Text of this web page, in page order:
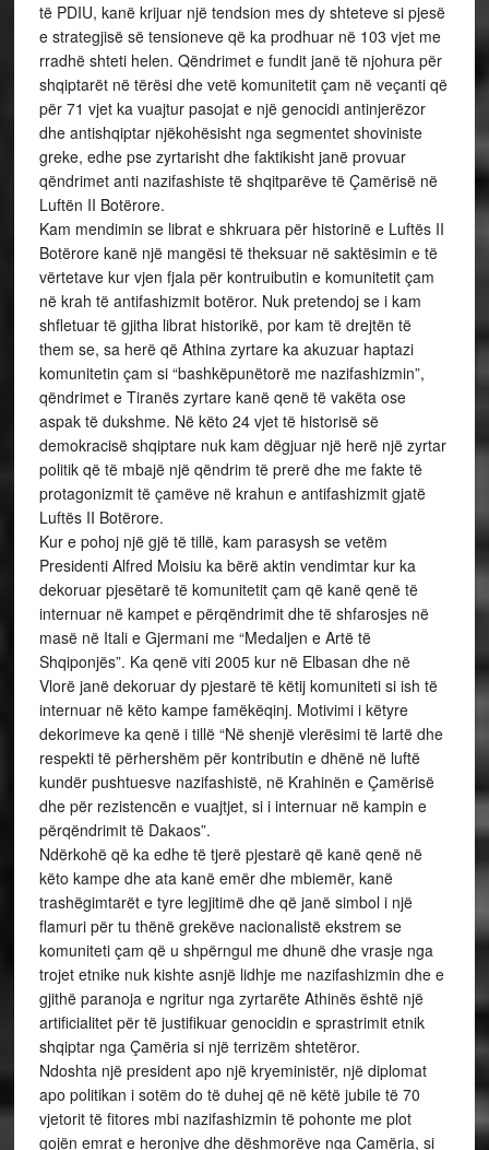
të PDIU, kanë krijuar një tendsion mes dy shteteve si pjesë
e strategjisë së tensioneve që ka prodhuar në 103 vjet me
rradhë shteti helen. Qëndrimet e fundit janë të njohura për
shqiptarët në tërësi dhe vetë komunitetit çam në veçanti që
për 71 vjet ka vuajtur pasojat e një genocidi antinjerëzor
dhe antishqiptar njëkohësisht nga segmentet shoviniste
greke, edhe pse zyrtarisht dhe faktikisht janë provuar
qëndrimet anti nazifashiste të shqitparëve të Çamërisë në
Luftën II Botërore.
Kam mendimin se librat e shkruara për historinë e Luftës II
Botërore kanë një mangësi të theksuar në saktësimin e të
vërtetave kur vjen fjala për kontruibutin e komunitetit çam
në krah të antifashizmit botëror. Nuk pretendoj se i kam
shfletuar të gjitha librat historikë, por kam të drejtën të
them se, sa herë që Athina zyrtare ka akuzuar haptazi
komunitetin çam si “bashkëpunëtorë me nazifashizmin”,
qëndrimet e Tiranës zyrtare kanë qenë të vakëta ose
aspak të dukshme. Në këto 24 vjet të historisë së
demokracisë shqiptare nuk kam dëgjuar një herë një zyrtar
politik që të mbajë një qëndrim të prerë dhe me fakte të
protagonizmit të çamëve në krahun e antifashizmit gjatë
Luftës II Botërore.
Kur e pohoj një gjë të tillë, kam parasysh se vetëm
Presidenti Alfred Moisiu ka bërë aktin vendimtar kur ka
dekoruar pjesëtarë të komunitetit çam që kanë qenë të
internuar në kampet e përqëndrimit dhe të shfarosjes në
masë në Itali e Gjermani me “Medaljen e Artë të
Shqiponjës”. Ka qenë viti 2005 kur në Elbasan dhe në
Vlorë janë dekoruar dy pjestarë të këtij komuniteti si ish të
internuar në këto kampe famëkëqinj. Motivimi i këtyre
dekorimeve ka qenë i tillë “Në shenjë vlerësimi të lartë dhe
respekti të përhershëm për kontributin e dhënë në luftë
kundër pushtuesve nazifashistë, në Krahinën e Çamërisë
dhe për rezistencën e vuajtjet, si i internuar në kampin e
përqëndrimit të Dakaos”.
Ndërkohë që ka edhe të tjerë pjestarë që kanë qenë në
këto kampe dhe ata kanë emër dhe mbiemër, kanë
trashëgimtarët e tyre legjitimë dhe që janë simbol i një
flamuri për tu thënë grekëve nacionalistë ekstrem se
komuniteti çam që u shpërngul me dhunë dhe vrasje nga
trojet etnike nuk kishte asnjë lidhje me nazifashizmin dhe e
gjithë paranoja e ngritur nga zyrtarëte Athinës është një
artificialitet për të justifikuar genocidin e sprastrimit etnik
shqiptar nga Çamëria si një terrizëm shtetëror.
Ndoshta një president apo një kryeministër, një diplomat
apo politikan i sotëm do të duhej që në këtë jubile të 70
vjetorit të fitores mbi nazifashizmin të pohonte me plot
gojën emrat e heronjve dhe dëshmorëve nga Çamëria, si